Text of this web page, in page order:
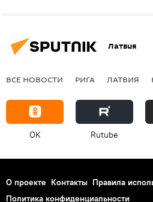
Латвия
ВСЕ НОВОСТИ РИГА ЛАТВИЯ
OK Rutube
О проекте Контакты Правила
Политика конфиденциальности